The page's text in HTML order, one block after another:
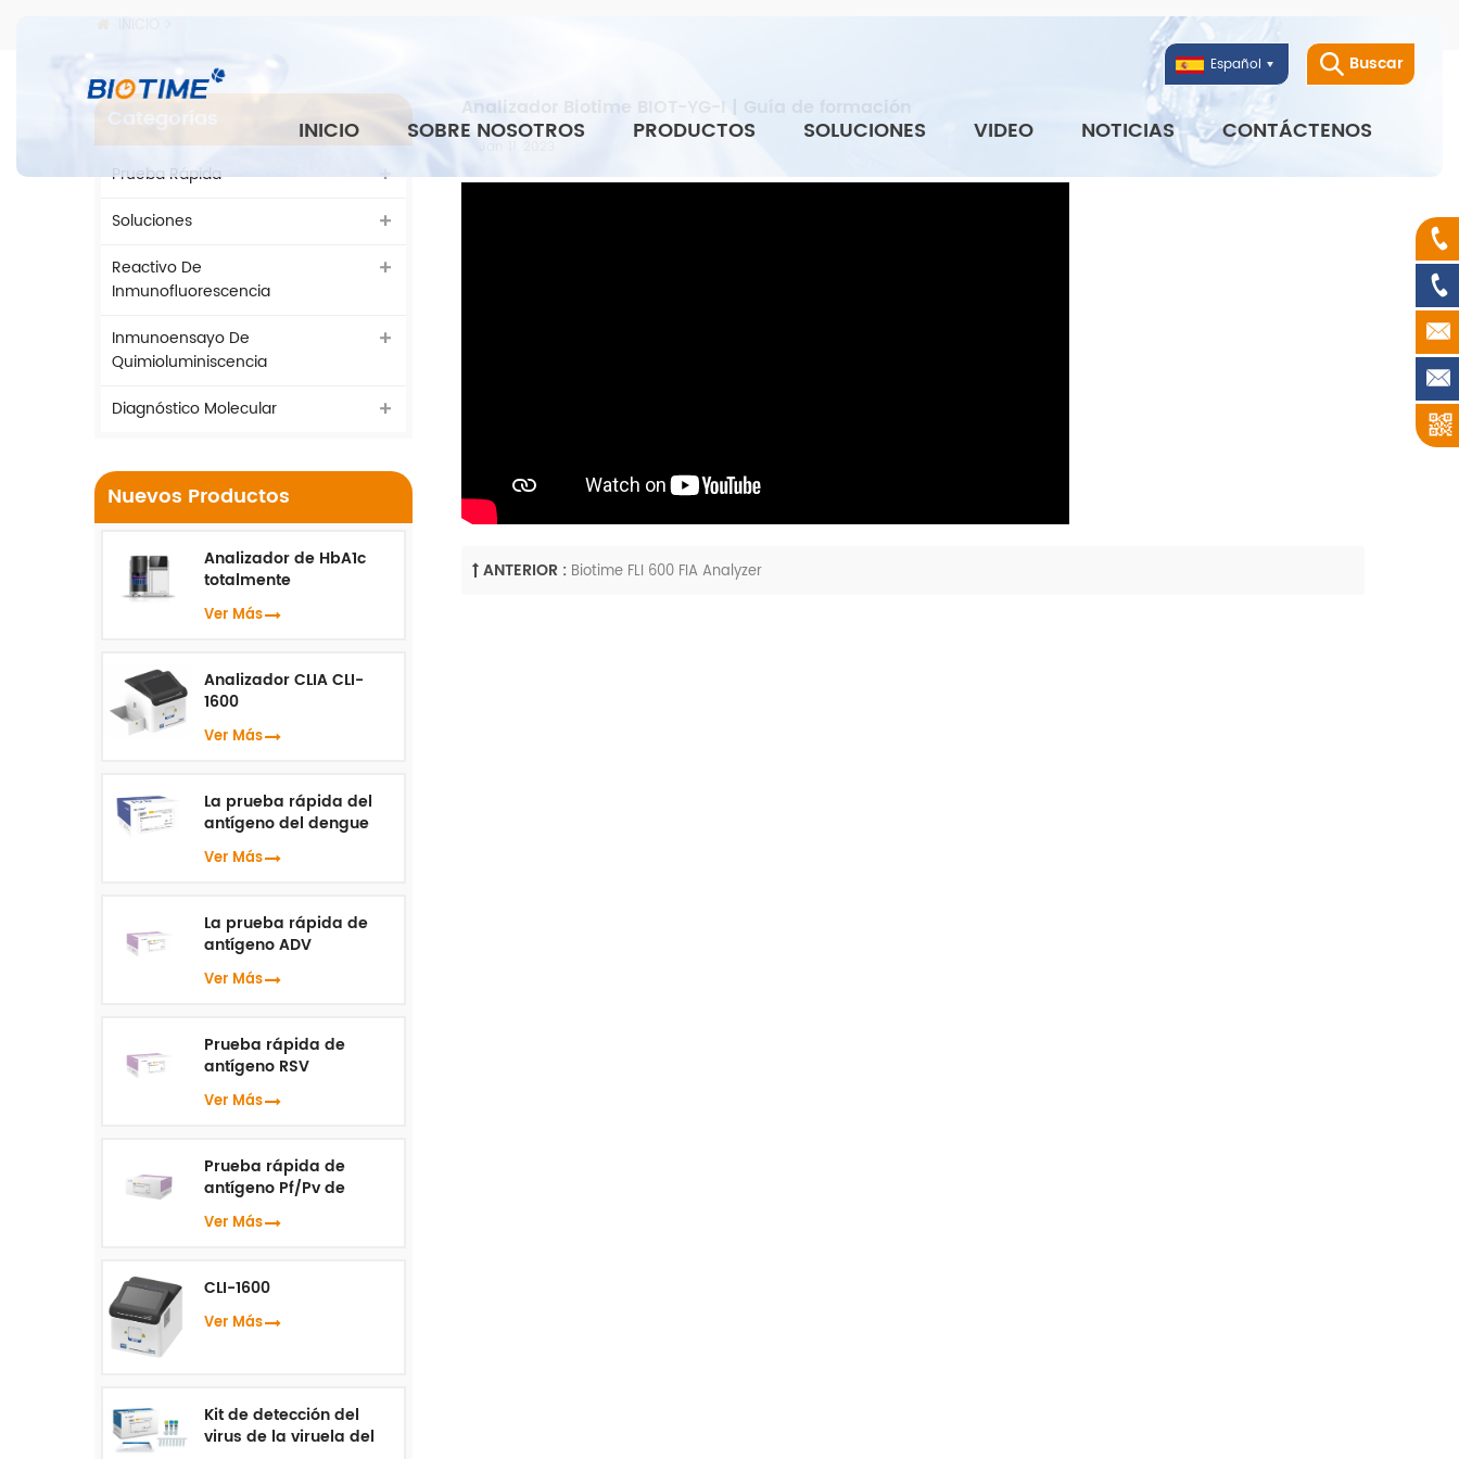
Buscar
Español
INICIO SOBRE NOSOTROS PRODUCTOS SOLUCIONES VIDEO NOTICIAS CONTÁCTENOS
Analizador Biotime BIOT-YG-I | Guía de formación
ANTERIOR : Biotime FLI 600 FIA Analyzer
Categorías
Prueba Rápida
Soluciones
Reactivo De
Inmunofluorescencia
Inmunoensayo De
Quimioluminiscencia
Diagnóstico Molecular
Nuevos Productos
Analizador de HbA1c
totalmente
automatizado HLC-100
Ver Más
Analizador CLIA CLI-
1600
Ver Más
La prueba rápida del
antígeno del dengue
NS1
Ver Más
La prueba rápida de
antígeno ADV
Ver Más
Prueba rápida de
antígeno RSV
Ver Más
Prueba rápida de
antígeno Pf/Pv de
malaria
Ver Más
CLI-1600
Ver Más
Kit de detección del
virus de la viruela del